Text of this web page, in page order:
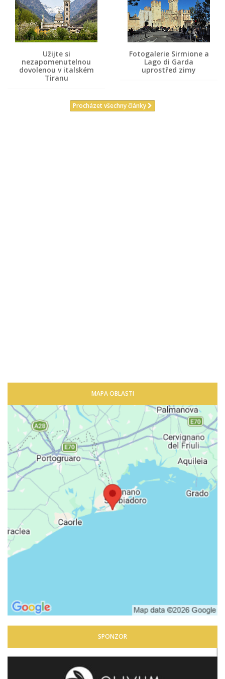
Užijte si
nezapomenutelnou
dovolenou v italském
Tiranu
Fotogalerie Sirmione a
Lago di Garda
uprostřed zimy
Procházet všechny články
MAPA OBLASTI
SPONZOR